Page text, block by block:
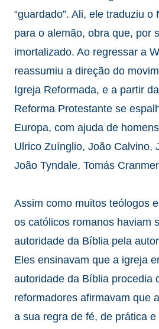
“guardado”. Ali, ele traduziu o
para o alemão, obra que, por
imortalizado. Ao regressar a
reassumiu a direção do
Igreja Reformada, e a partir
Reforma Protestante se
Europa, com ajuda de
Ulrico Zuínglio, João Calvino,
João Tyndale, Tomás
Assim como muitos teólogos
os católicos romanos haviam
autoridade da Bíblia pela
Eles ensinavam que a igreja
autoridade da Bíblia procedia
reformadores afirmavam que
a sua regra de fé, de prática